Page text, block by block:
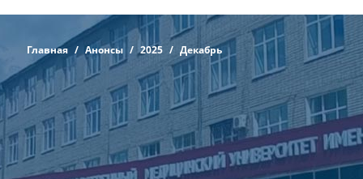
Главная Анонсы 2025 Декабрь